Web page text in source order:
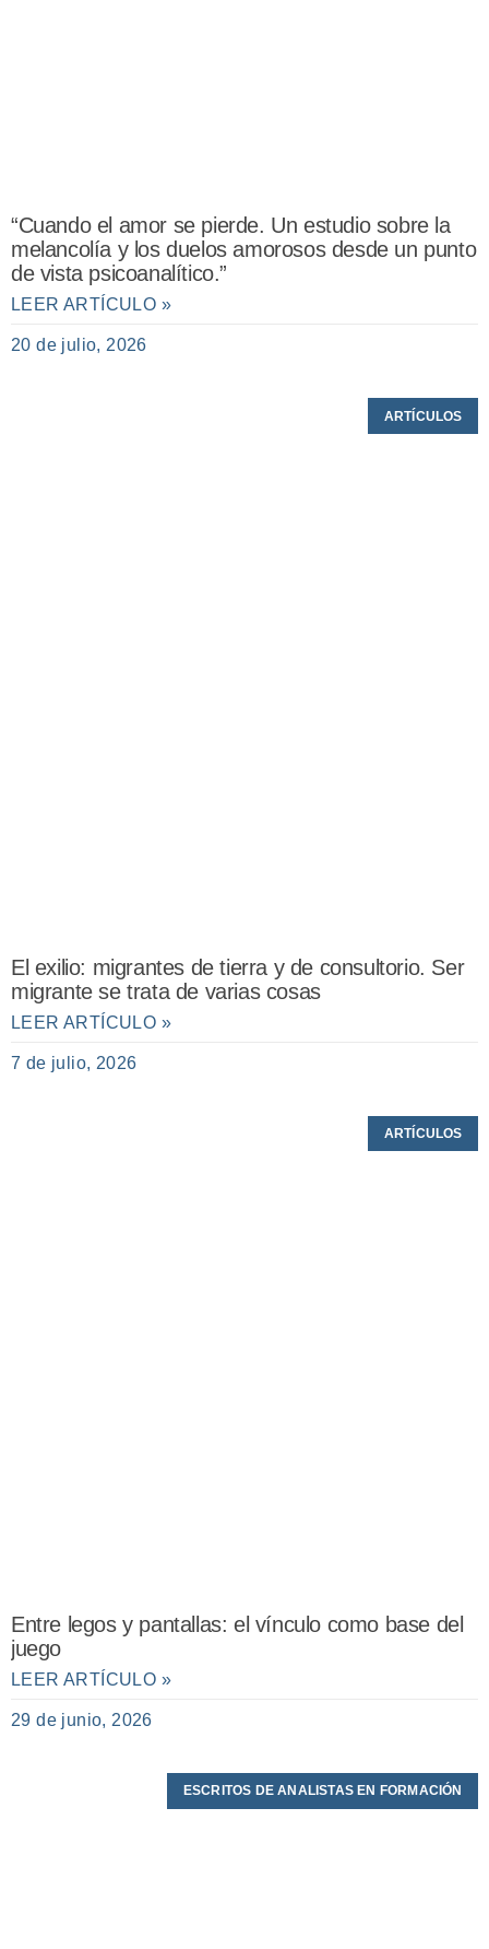
“Cuando el amor se pierde. Un estudio sobre la
melancolía y los duelos amorosos desde un punto
de vista psicoanalítico.”
LEER ARTÍCULO »
20 de julio, 2026
ARTÍCULOS
El exilio: migrantes de tierra y de consultorio. Ser
migrante se trata de varias cosas
LEER ARTÍCULO »
7 de julio, 2026
ARTÍCULOS
Entre legos y pantallas: el vínculo como base del
juego
LEER ARTÍCULO »
29 de junio, 2026
ESCRITOS DE ANALISTAS EN FORMACIÓN